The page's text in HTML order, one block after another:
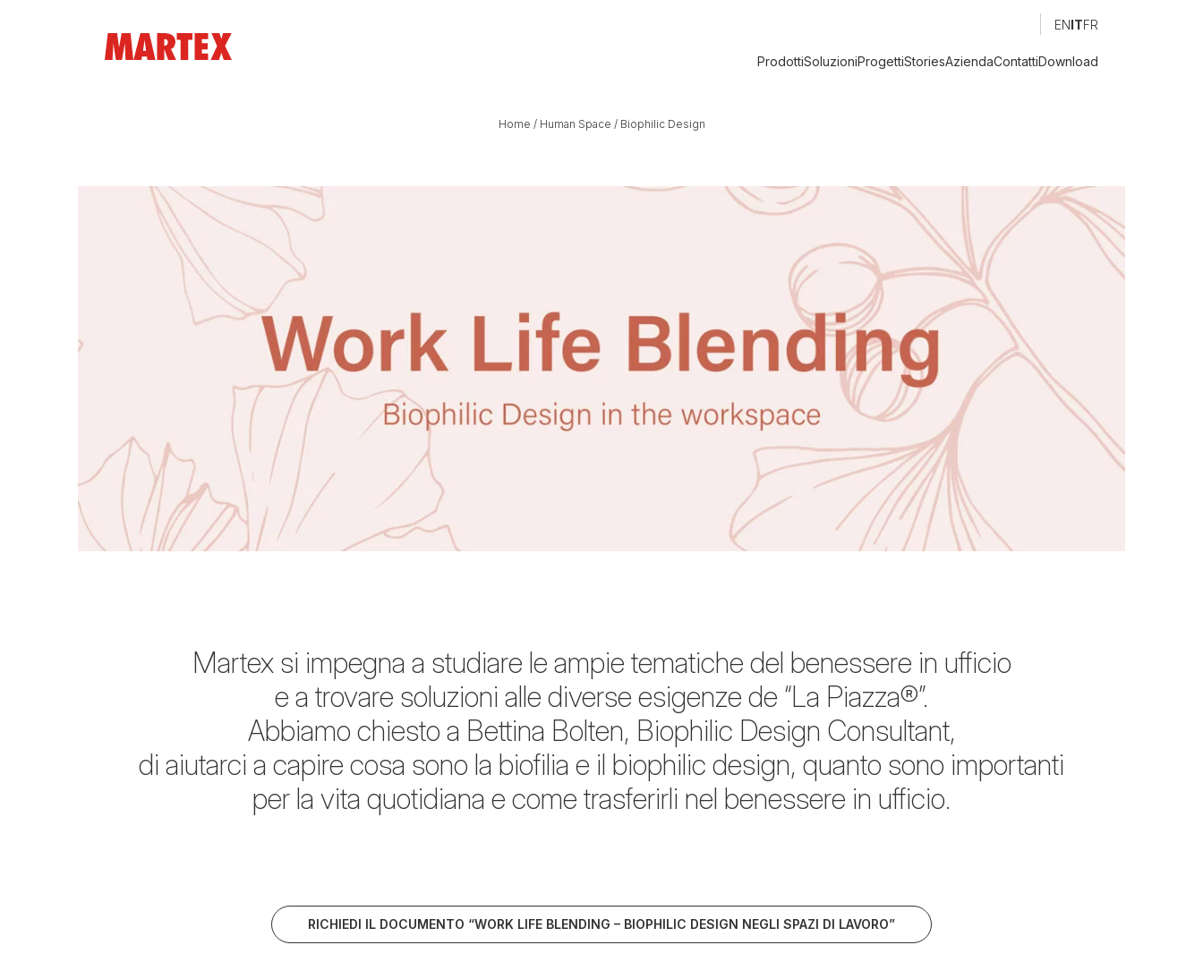
ENITFR
ProdottiSoluzioniProgettiStoriesAziendaContattiDownload
Home / Human Space / Biophilic Design
Martex si impegna a studiare le ampie tematiche del benessere in ufficio
e a trovare soluzioni alle diverse esigenze de “La Piazza®”.
Abbiamo chiesto a Bettina Bolten, Biophilic Design Consultant,
di aiutarci a capire cosa sono la biofilia e il biophilic design, quanto sono importanti
per la vita quotidiana e come trasferirli nel benessere in ufficio.
RICHIEDI IL DOCUMENTO “WORK LIFE BLENDING – BIOPHILIC DESIGN NEGLI SPAZI DI LAVORO”